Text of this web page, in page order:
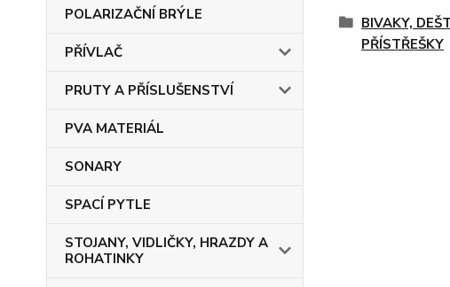
POLARIZAČNÍ BRÝLE
PŘÍVLAČ
PRUTY A PŘÍSLUŠENSTVÍ
PVA MATERIÁL
SONARY
SPACÍ PYTLE
STOJANY, VIDLIČKY, HRAZDY A
ROHATINKY
BIVAKY,
PŘÍSTŘEŠKY